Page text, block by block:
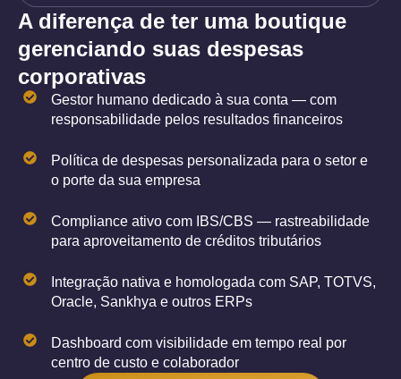
A diferença de ter uma boutique
gerenciando suas despesas
corporativas
Gestor humano dedicado à sua conta — com
responsabilidade pelos resultados financeiros
Política de despesas personalizada para o setor e
o porte da sua empresa
Compliance ativo com IBS/CBS — rastreabilidade
para aproveitamento de créditos tributários
Integração nativa e homologada com SAP, TOTVS,
Oracle, Sankhya e outros ERPs
Dashboard com visibilidade em tempo real por
centro de custo e colaborador